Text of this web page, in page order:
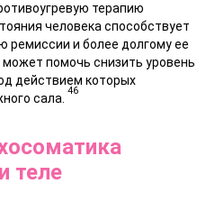
терапию
человека способствует
ремиссии и более долгому ее
помочь снизить уровень
действием которых
сала.
46
теле